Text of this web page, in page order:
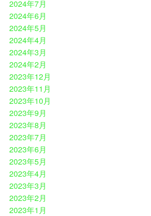
2024年7月
2024年6月
2024年5月
2024年4月
2024年3月
2024年2月
2023年12月
2023年11月
2023年10月
2023年9月
2023年8月
2023年7月
2023年6月
2023年5月
2023年4月
2023年3月
2023年2月
2023年1月